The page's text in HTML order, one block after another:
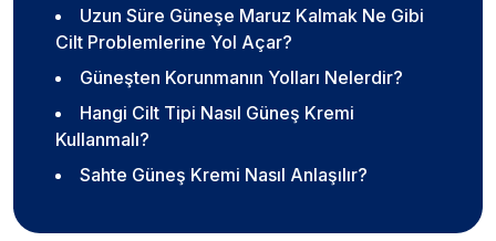
Uzun Süre Güneşe Maruz Kalmak Ne Gibi
Cilt Problemlerine Yol Açar?
Güneşten Korunmanın Yolları Nelerdir?
Hangi Cilt Tipi Nasıl Güneş Kremi
Kullanmalı?
Sahte Güneş Kremi Nasıl Anlaşılır?